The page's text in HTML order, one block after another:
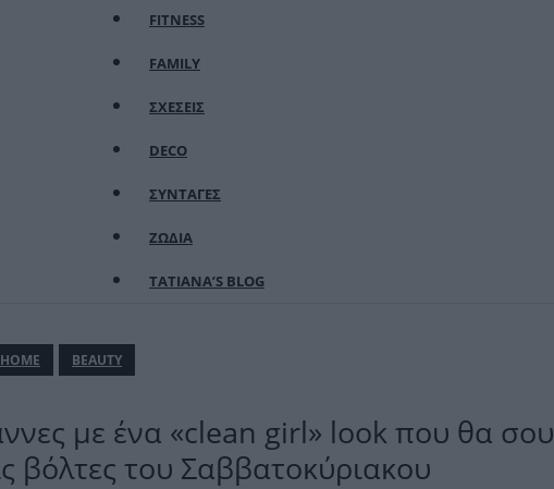
FITNESS
FAMILY
ΣΧΕΣΕΙΣ
DECO
ΣΥΝΤΑΓΕΣ
ΖΩΔΙΑ
TATIANA’S BLOG
ΗΟΜΕ BEAUTY
με ένα «clean girl» look που θα σου
βόλτες του Σαββατοκύριακου